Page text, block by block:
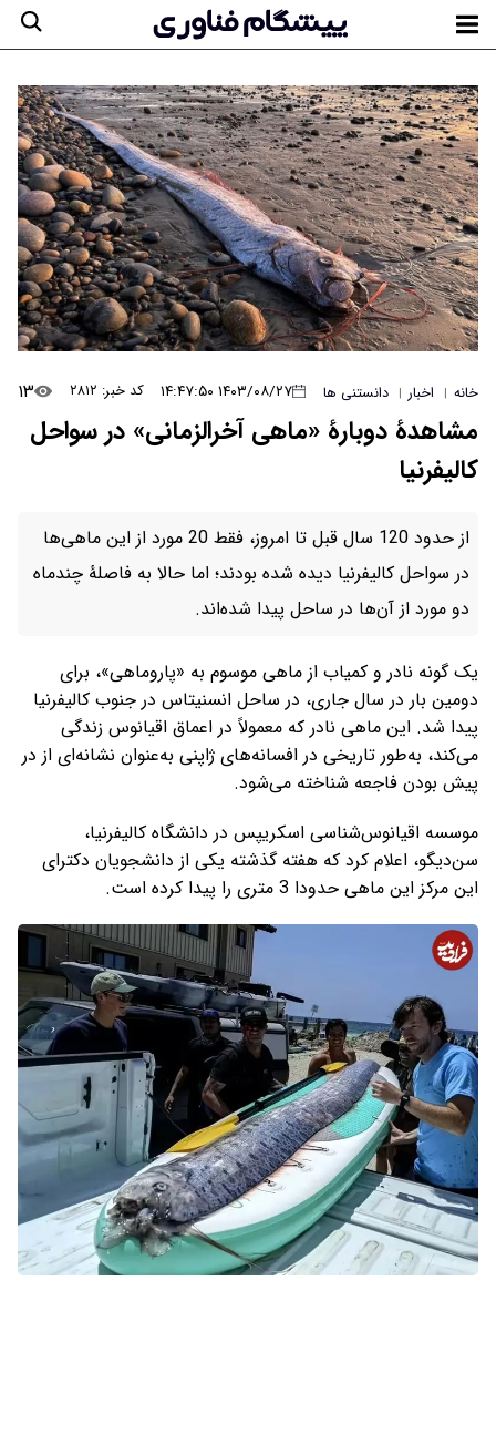
خانه | اخبار | دانستنی ها ۱۴۰۳/۰۸/۲۷ ۱۴:۴۷:۵۰ کد خبر: ۲۸۱۲ ۱۳
مشاهدۀ دوبارۀ «ماهی آخرالزمانی» در سواحل
کالیفرنیا
از حدود 120 سال قبل تا امروز، فقط 20 مورد از این ماهی‌ها
در سواحل کالیفرنیا دیده شده بودند؛ اما حالا به فاصلۀ چندماه
دو مورد از آن‌ها در ساحل پیدا شده‌اند.
یک گونه نادر و کمیاب از ماهی موسوم به «پاروماهی»، برای
دومین بار در سال جاری، در ساحل انسنیتاس در جنوب کالیفرنیا
پیدا شد. این ماهی نادر که معمولاً در اعماق اقیانوس زندگی
می‌کند، به‌طور تاریخی در افسانه‌های ژاپنی به‌عنوان نشانه‌ای از در
پیش بودن فاجعه شناخته می‌شود.
موسسه اقیانوس‌شناسی اسکریپس در دانشگاه کالیفرنیا،
سن‌دیگو، اعلام کرد که هفته گذشته یکی از دانشجویان دکترای
این مرکز این ماهی حدودا 3 متری را پیدا کرده است.